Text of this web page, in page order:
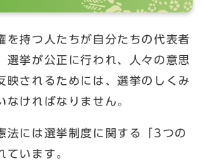
を持つ人たちが自分たちの代表者
選挙が公正に行われ、人々の意思
映されるためには、選挙のしくみ
なければなりません。
法には選挙制度に関する「3つの
ています。